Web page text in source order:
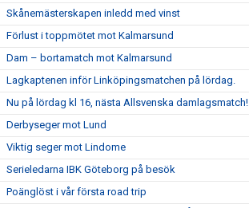
Skånemästerskapen inledd med vinst
Förlust i toppmötet mot Kalmarsund
Dam – bortamatch mot Kalmarsund
Lagkaptenen inför Linköpingsmatchen på lördag.
Nu på lördag kl 16, nästa Allsvenska damlagsmatch!
Derbyseger mot Lund
Viktig seger mot Lindome
Serieledarna IBK Göteborg på besök
Poänglöst i vår första road trip